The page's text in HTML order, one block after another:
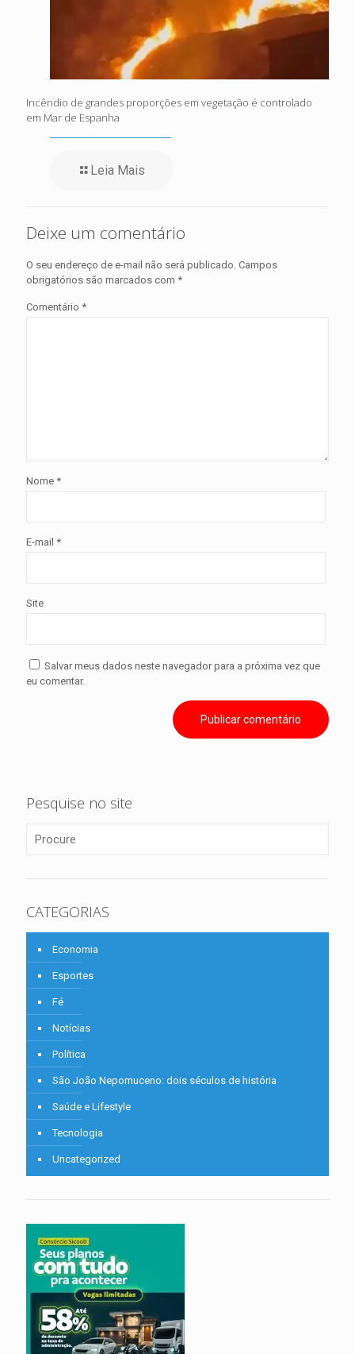
Incêndio de grandes proporções em vegetação é controlado
em Mar de Espanha
Leia Mais
Deixe um comentário
O seu endereço de e-mail não será publicado. Campos
obrigatórios são marcados com *
Comentário *
Nome *
E-mail *
Site
Salvar meus dados neste navegador para a próxima vez que
eu comentar.
Pesquise no site
CATEGORIAS
Economia
Esportes
Fé
Notícias
Política
São João Nepomuceno: dois séculos de história
Saúde e Lifestyle
Tecnologia
Uncategorized